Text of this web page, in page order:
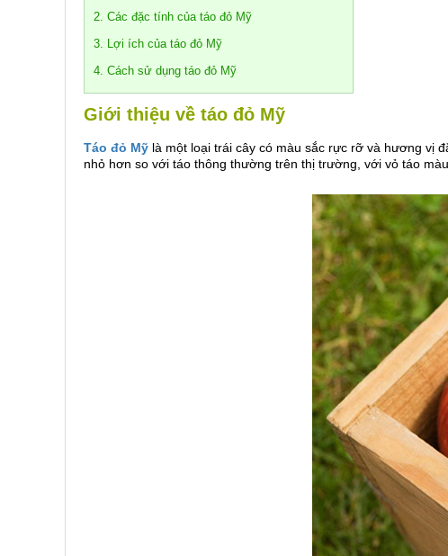
2. Các đặc tính của táo đỏ Mỹ
3. Lợi ích của táo đỏ Mỹ
4. Cách sử dụng táo đỏ Mỹ
Giới thiệu về táo đỏ Mỹ
Táo đỏ Mỹ là một loại trái cây có màu sắc rực rỡ và hương vị
nhỏ hơn so với táo thông thường trên thị trường, với vỏ táo